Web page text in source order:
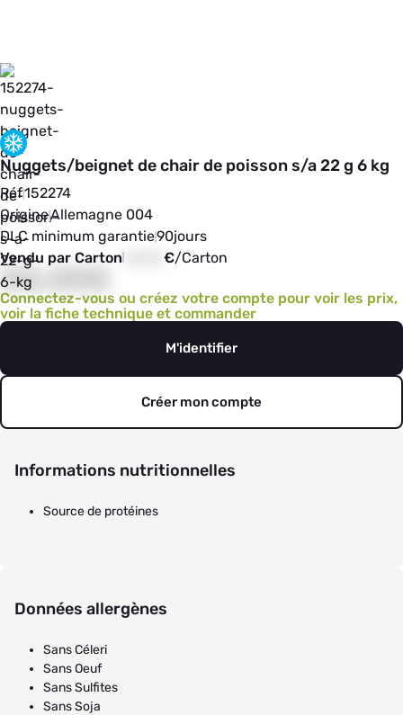
Nuggets/beignet de chair de poisson s/a 22 g 6 kg
Réf152274
OrigineAllemagne 004
DLC minimum garantie90jours
Vendu par Carton
€/Carton
00,000
Connectez-vous ou créez votre compte pour voir les prix,
voir la fiche technique et commander
M'identifier
Créer mon compte
Informations nutritionnelles
Source de protéines
Données allergènes
Sans Céleri
Sans Oeuf
Sans Sulfites
Sans Soja